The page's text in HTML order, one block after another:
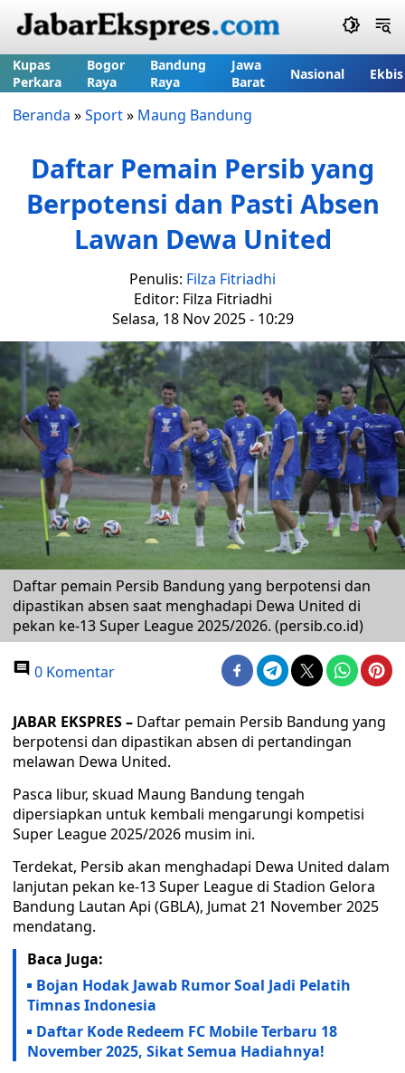
Kupas
Perkara
Bogor
Raya
Bandung
Raya
Jawa
Barat
Nasional Ekbis
Beranda »Sport» Maung Bandung
Daftar Pemain Persib yang
Berpotensi dan Pasti Absen
Lawan Dewa United
Penulis: Filza Fitriadhi
Editor: Filza Fitriadhi
Selasa, 18 Nov 2025 - 10:29
Daftar pemain Persib Bandung yang berpotensi dan
dipastikan absen saat menghadapi Dewa United di
pekan ke-13 Super League 2025/2026. (persib.co.id)
0 Komentar
JABAR EKSPRES – Daftar pemain Persib Bandung yang
berpotensi dan dipastikan absen di pertandingan
melawan Dewa United.
Pasca libur, skuad Maung Bandung tengah
dipersiapkan untuk kembali mengarungi kompetisi
Super League 2025/2026 musim ini.
Terdekat, Persib akan menghadapi Dewa United dalam
lanjutan pekan ke-13 Super League di Stadion Gelora
Bandung Lautan Api (GBLA), Jumat 21 November 2025
mendatang.
Baca Juga:
Bojan Hodak Jawab Rumor Soal Jadi Pelatih
Timnas Indonesia
Daftar Kode Redeem FC Mobile Terbaru 18
November 2025, Sikat Semua Hadiahnya!